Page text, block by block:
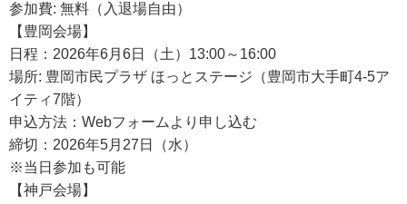
参加費: 無料（入退場自由）
【豊岡会場】
日程：2026年6月6日（土）13:00～16:00
場所: 豊岡市民プラザ ほっとステージ（豊岡市大手町4-5ア
イティ7階）
申込方法：Webフォームより申し込む
締切：2026年5月27日（水）
※当日参加も可能
【神戸会場】